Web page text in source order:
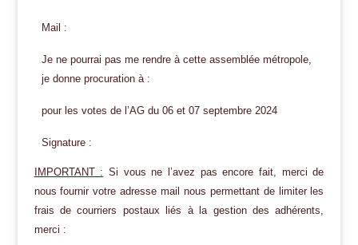
Mail :
Je ne pourrai pas me rendre à cette assemblée métropole,
je donne procuration à :
pour les votes de l’AG du 06 et 07 septembre 2024
Signature :
IMPORTANT : Si vous ne l’avez pas encore fait, merci de
nous fournir votre adresse mail nous permettant de limiter les
frais de courriers postaux liés à la gestion des adhérents,
merci :